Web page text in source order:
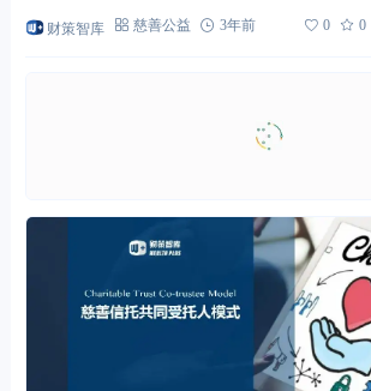
财策智库 慈善公益 3年前 0 0